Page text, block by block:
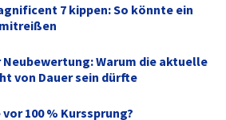
7 kippen: So könnte ein
Neubewertung: Warum die aktuelle
von Dauer sein dürfte
100 % Kurssprung?